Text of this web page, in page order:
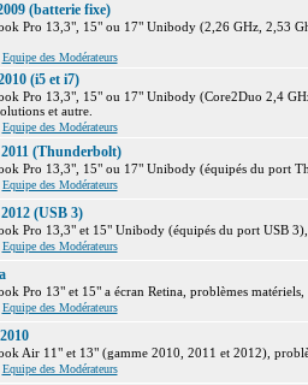
(batterie fixe)
Pro 13,3", 15" ou 17" Unibody (2,26 GHz, 2,53
Equipe des Modérateurs
(i5 et i7)
Pro 13,3", 15" ou 17" Unibody (Core2Duo 2,4
et autre.
Equipe des Modérateurs
(Thunderbolt)
Pro 13,3", 15" ou 17" Unibody (équipés du port
Equipe des Modérateurs
(USB 3)
Pro 13,3" et 15" Unibody (équipés du port USB
Equipe des Modérateurs
Pro 13" et 15" a écran Retina, problèmes matériels,
Equipe des Modérateurs
Air 11" et 13" (gamme 2010, 2011 et 2012),
Equipe des Modérateurs